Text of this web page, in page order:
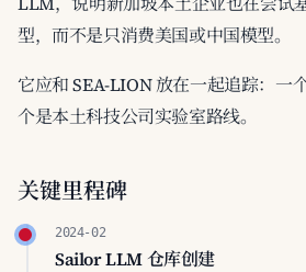
型，而不是只消费美国或中国模型。
它应和 SEA-LION 放在一起追踪：一
个是本土科技公司实验室路线。
关键里程碑
2024-02
Sailor LLM 仓库创建